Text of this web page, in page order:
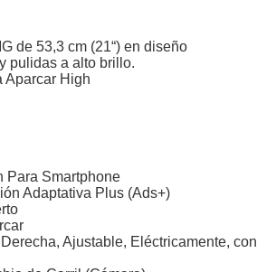
de 53,3 cm (21“) en diseño
pulidas a alto brillo.
Aparcar High
Para Smartphone
Adaptativa Plus (Ads+)
Ajustable, Eléctricamente, con